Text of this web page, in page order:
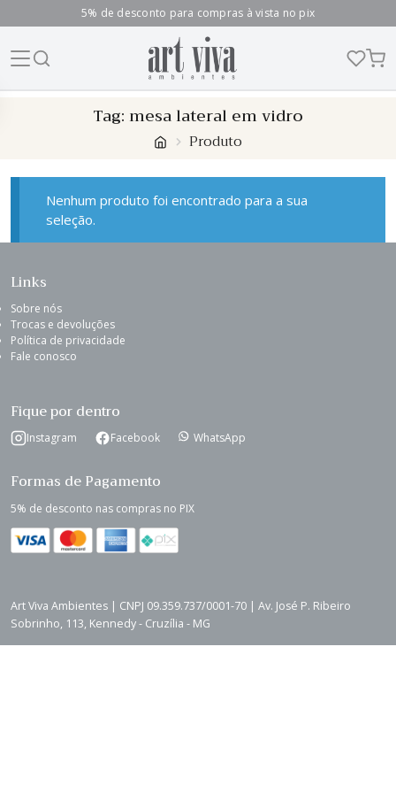
5% de desconto para compras à vista no pix
Tag:mesa lateral em vidro
Produto
Nenhum produto foi encontrado para a sua
seleção.
Links
Sobre nós
Trocas e devoluções
Política de privacidade
Fale conosco
Fique por dentro
Instagram Facebook WhatsApp
Formas de Pagamento
5% de desconto nas compras no PIX
Art Viva Ambientes | CNPJ 09.359.737/0001-70 | Av. José P. Ribeiro
Sobrinho, 113, Kennedy - Cruzília - MG